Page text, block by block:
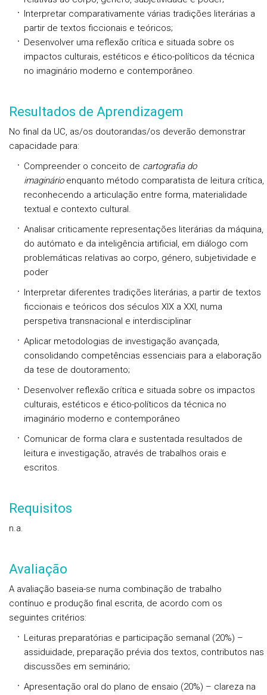
Interpretar comparativamente várias tradições literárias a
partir de textos ficcionais e teóricos;
Desenvolver uma reflexão crítica e situada sobre os
impactos culturais, estéticos e ético-políticos da técnica
no imaginário moderno e contemporâneo.
Resultados de Aprendizagem
No final da UC, as/os doutorandas/os deverão demonstrar
capacidade para:
Compreender o conceito de cartografia do
imaginárioenquanto método comparatista de leitura crítica,
reconhecendo a articulação entre forma, materialidade
textual e contexto cultural.
Analisar criticamente representações literárias da máquina,
do autómato e da inteligência artificial, em diálogo com
problemáticas relativas ao corpo, género, subjetividade e
poder
Interpretar diferentes tradições literárias, a partir de textos
ficcionais e teóricos dos séculos XIX a XXI, numa
perspetiva transnacional e interdisciplinar
Aplicar metodologias de investigação avançada,
consolidando competências essenciais para a elaboração
da tese de doutoramento;
Desenvolver reflexão crítica e situada sobre os impactos
culturais, estéticos e ético-políticos da técnica no
imaginário moderno e contemporâneo
Comunicar de forma clara e sustentada resultados de
leitura e investigação, através de trabalhos orais e
escritos.
Requisitos
n.a.
Avaliação
A avaliação baseia-se numa combinação de trabalho
contínuo e produção final escrita, de acordo com os
seguintes critérios:
Leituras preparatórias e participação semanal (20%) –
assiduidade, preparação prévia dos textos, contributos nas
discussões em seminário;
Apresentação oral do plano de ensaio (20%) – clareza na